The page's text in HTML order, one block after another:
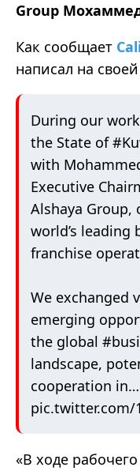
Group
Как сообщает
написал на
During our
the State of
with
Executive
Alshaya Group,
world’s leading
franchise
We exchanged
emerging
the global
landscape,
cooperation in…
pic.twitter.com/
«В ходе